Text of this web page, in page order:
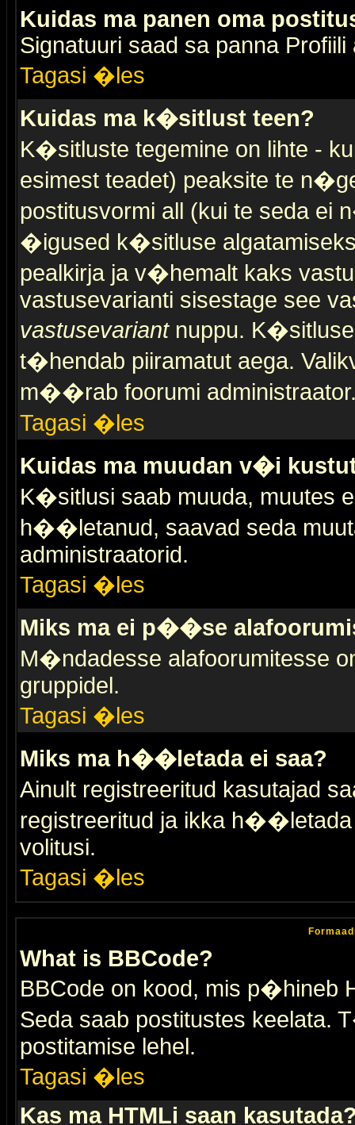
Kuidas ma panen oma
Signatuuri saad sa panna Profiili
Tagasi �les
Kuidas ma k�sitlust teen?
K�sitluste tegemine on lihte -
esimest teadet) peaksite te
postitusvormi all (kui te seda ei
�igused k�sitluse
pealkirja ja v�hemalt kaks
vastusevarianti sisestage see
vastusevariantnuppu.
t�hendab piiramatut aega.
m��rab foorumi
Tagasi �les
Kuidas ma muudan v�i
K�sitlusi saab muuda, muutes
h��letanud, saavad seda
administraatorid.
Tagasi �les
Miks ma ei p��se
M�ndadesse alafoorumitesse
gruppidel.
Tagasi �les
Miks ma h��letada ei saa?
Ainult registreeritud kasutajad
registreeritud ja ikka h��letada
volitusi.
Tagasi �les
What is BBCode?
BBCode on kood, mis p�hineb
Seda saab postitustes keelata.
postitamise lehel.
Tagasi �les
Kas ma HTMLi saan